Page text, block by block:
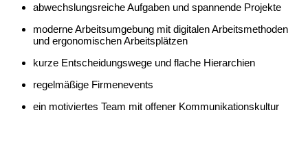
abwechslungsreiche Aufgaben und spannende Projekte
moderne Arbeitsumgebung mit digitalen Arbeitsmethoden
und ergonomischen Arbeitsplätzen
kurze Entscheidungswege und flache Hierarchien
regelmäßige Firmenevents
ein motiviertes Team mit offener Kommunikationskultur